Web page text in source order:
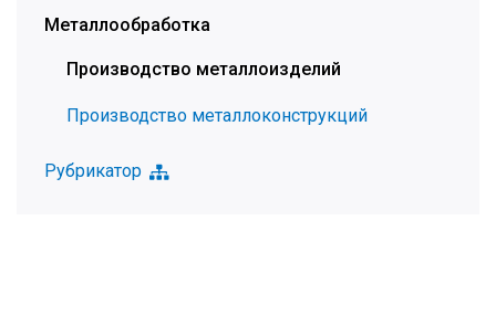
Металлообработка
Производство металлоизделий
Производство металлоконструкций
Рубрикатор